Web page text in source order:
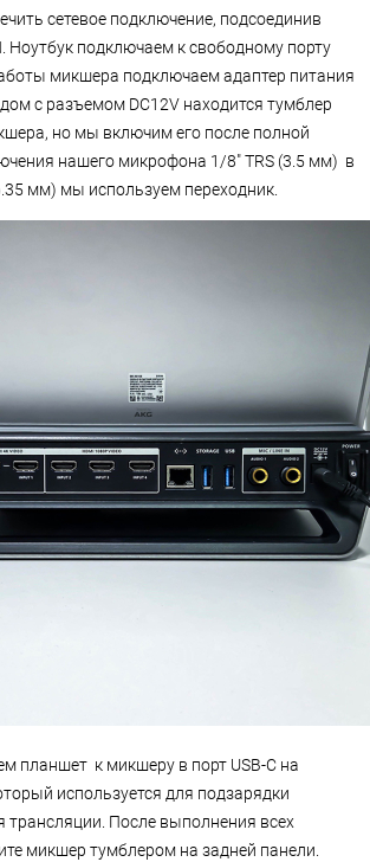
сетевое подключение, подсоединив
Ноутбук подключаем к свободному порту
микшера подключаем адаптер питания
с разъемом DC12V находится тумблер
но мы включим его после полной
нашего микрофона 1/8" TRS (3.5 мм) в
мм) мы используем переходник.
планшет к микшеру в порт USB-C на
используется для подзарядки
трансляции. После выполнения всех
микшер тумблером на задней панели.